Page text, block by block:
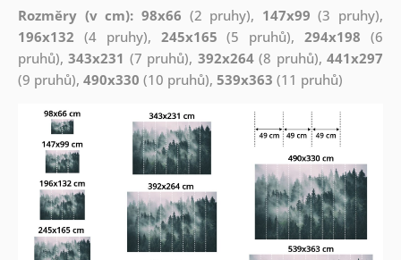
Rozměry (v cm): 98x66 (2 pruhy), 147x99 (3 pruhy),
196x132 (4 pruhy), 245x165 (5 pruhů),294x198 (6
pruhů),343x231 (7 pruhů), 392x264(8 pruhů),441x297
(9 pruhů), 490x330 (10 pruhů), 539x363 (11 pruhů)